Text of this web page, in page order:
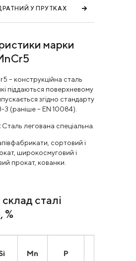
У ПРУТКАХ
марки
– конструкційна сталь
піддаються поверхневому
згідно стандарту
3 (раніше – EN 10084).
Сталь легована спеціальна.
сортовий і
широкосмуговий і
прокат, кованки.
сталі
%
Mn P